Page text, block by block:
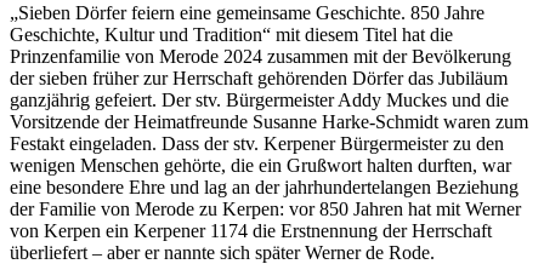
„Sieben Dörfer feiern eine gemeinsame Geschichte. 850 Jahre
Geschichte, Kultur und Tradition“ mit diesem Titel hat die
Prinzenfamilie von Merode 2024 zusammen mit der Bevölkerung
der sieben früher zur Herrschaft gehörenden Dörfer das Jubiläum
ganzjährig gefeiert. Der stv. Bürgermeister Addy Muckes und die
Vorsitzende der Heimatfreunde Susanne Harke-Schmidt waren zum
Festakt eingeladen. Dass der stv. Kerpener Bürgermeister zu den
wenigen Menschen gehörte, die ein Grußwort halten durften, war
eine besondere Ehre und lag an der jahrhundertelangen Beziehung
der Familie von Merode zu Kerpen: vor 850 Jahren hat mit Werner
von Kerpen ein Kerpener 1174 die Erstnennung der Herrschaft
überliefert – aber er nannte sich später Werner de Rode.